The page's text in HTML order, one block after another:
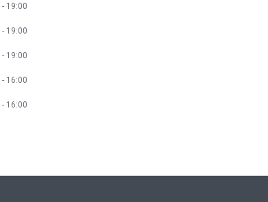
19:00
19:00
19:00
16:00
16:00